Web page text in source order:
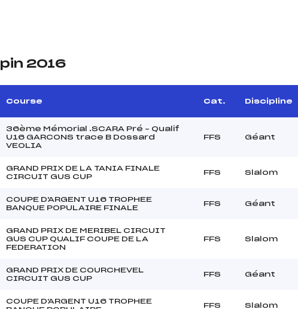
2016
Course Cat. Discipline
36ème Mémorial .SCARA Pré – Qualif
U16 GARCONS trace B Dossard
VEOLIA
FFS Géant
GRAND PRIX DE LA TANIA FINALE
CIRCUIT GUS CUP
FFS Slalom
COUPE D'ARGENT U16 TROPHEE
BANQUE POPULAIRE FINALE
FFS Géant
GRAND PRIX DE MERIBEL CIRCUIT
GUS CUP QUALIF COUPE DE LA
FEDERATION
FFS Slalom
GRAND PRIX DE COURCHEVEL
CIRCUIT GUS CUP
FFS Géant
COUPE D'ARGENT U16 TROPHEE
FFS Slalom